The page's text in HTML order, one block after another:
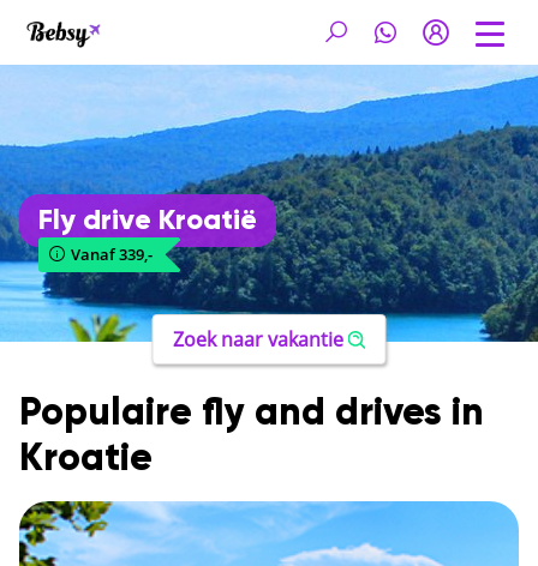
Fly drive Kroatië
Vanaf 339,-
Zoek naar vakantie
Populaire fly and drives in
Kroatie